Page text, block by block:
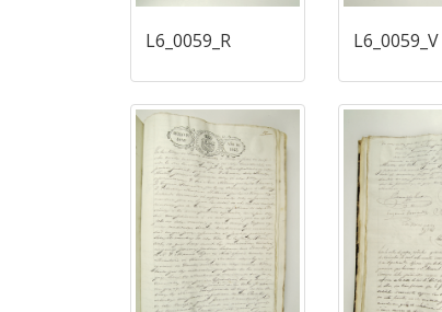
L6_0059_R L6_0059_V